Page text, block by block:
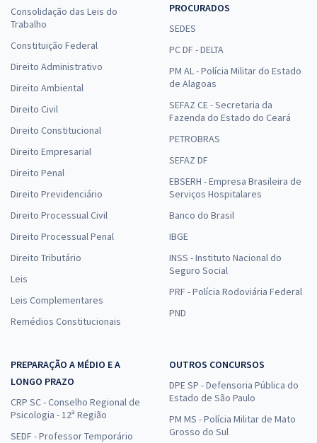
Consolidação das Leis do
Trabalho
Constituição Federal
Direito Administrativo
Direito Ambiental
Direito Civil
Direito Constitucional
Direito Empresarial
Direito Penal
Direito Previdenciário
Direito Processual Civil
Direito Processual Penal
Direito Tributário
Leis
Leis Complementares
Remédios Constitucionais
PROCURADOS
SEDES
PC DF - DELTA
PM AL - Polícia Militar do Estado
de Alagoas
SEFAZ CE - Secretaria da
Fazenda do Estado do Ceará
PETROBRAS
SEFAZ DF
EBSERH - Empresa Brasileira de
Serviços Hospitalares
Banco do Brasil
IBGE
INSS - Instituto Nacional do
Seguro Social
PRF - Polícia Rodoviária Federal
PND
PREPARAÇÃO A MÉDIO E A
LONGO PRAZO
CRP SC - Conselho Regional de
Psicologia - 12ª Região
SEDF - Professor Temporário
OUTROS CONCURSOS
DPE SP - Defensoria Pública do
Estado de São Paulo
PM MS - Polícia Militar de Mato
Grosso do Sul